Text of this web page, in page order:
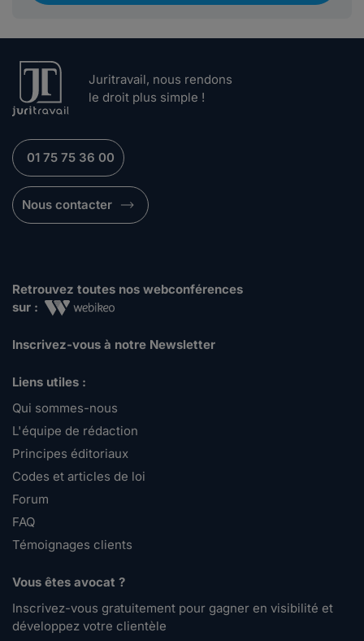
Juritravail, nous rendons
le droit plus simple !
01 75 75 36 00
Nous contacter
Retrouvez toutes nos webconférences
sur :
Inscrivez-vous à notre Newsletter
Liens utiles :
Qui sommes-nous
L'équipe de rédaction
Principes éditoriaux
Codes et articles de loi
Forum
FAQ
Témoignages clients
Vous êtes avocat ?
Inscrivez-vous gratuitement pour gagner en visibilité et
développez votre clientèle